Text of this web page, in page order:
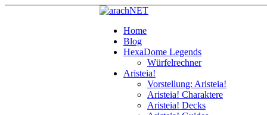
Home
Blog
HexaDome Legends
Würfelrechner
Aristeia!
Vorstellung: Aristeia!
Aristeia! Charaktere
Aristeia! Decks